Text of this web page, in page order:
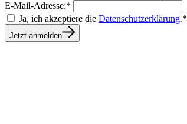
E-Mail-Adresse:*
Ja, ich akzeptiere die Datenschutzerklärung.*
Jetzt anmelden